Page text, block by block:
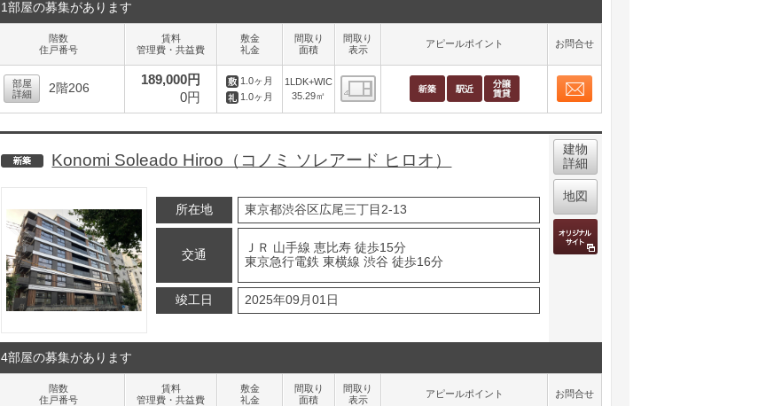
1部屋の募集があります
階数
住戸番号
賃料
管理費・共益費
敷金
礼金
間取り
面積
間取り
表示
アピールポイント お問合せ
部屋
詳細
2階206
189,000円
0円
1.0ヶ月
1.0ヶ月
1LDK+WIC
35.29㎡
間取り表示
新築
Konomi Soleado Hiroo（コノミ ソレアード ヒロオ）
所在地 東京都渋谷区広尾三丁目2-13
交通
ＪＲ 山手線 恵比寿 徒歩15分
東京急行電鉄 東横線 渋谷 徒歩16分
竣工日 2025年09月01日
建物
詳細
地図
4部屋の募集があります
階数
住戸番号
賃料
管理費・共益費
敷金
礼金
間取り
面積
間取り
表示
アピールポイント お問合せ